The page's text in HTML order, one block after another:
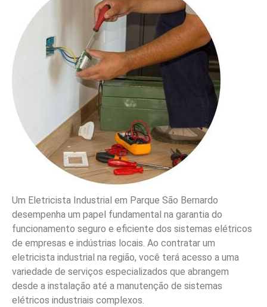
Um Eletricista Industrial em Parque São Bernardo
desempenha um papel fundamental na garantia do
funcionamento seguro e eficiente dos sistemas elétricos
de empresas e indústrias locais. Ao contratar um
eletricista industrial na região, você terá acesso a uma
variedade de serviços especializados que abrangem
desde a instalação até a manutenção de sistemas
elétricos industriais complexos.